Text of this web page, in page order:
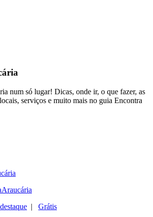
num só lugar! Dicas, onde ir, o que fazer, as
serviços e muito mais no guia Encontra
| Grátis